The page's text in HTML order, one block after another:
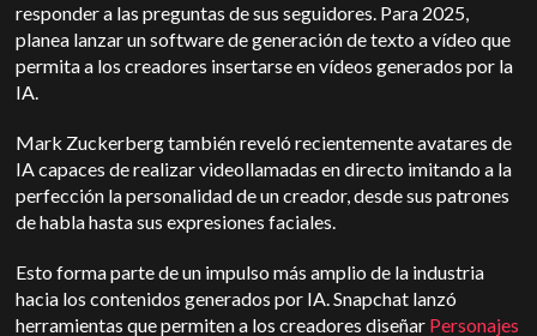
responder a las preguntas de sus seguidores. Para 2025,
planea lanzar un software de generación de texto a vídeo que
permita a los creadores insertarse en vídeos generados por la
IA.
Mark Zuckerberg también reveló recientemente avatares de
IA capaces de realizar videollamadas en directo imitando a la
perfección la personalidad de un creador, desde sus patrones
de habla hasta sus expresiones faciales.
Esto forma parte de un impulso más amplio de la industria
hacia los contenidos generados por IA. Snapchat lanzó
herramientas que permiten a los creadores diseñar Personajes